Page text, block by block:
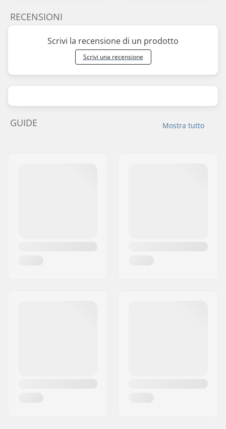
RECENSIONI
Scrivi la recensione di un prodotto
Scrivi una recensione
Mostra tutto
GUIDE